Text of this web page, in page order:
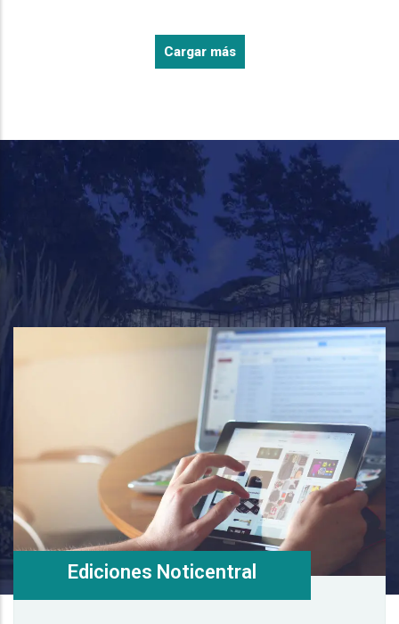
Cargar más
Ediciones Noticentral